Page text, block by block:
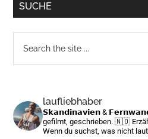
SUCHE
the
laufliebhaber
𝗦𝗸𝗮𝗻𝗱𝗶𝗻𝗮𝘃𝗶𝗲𝗻 &
gefilmt, geschrieben. 🇳🇴
Wenn du suchst, was nicht